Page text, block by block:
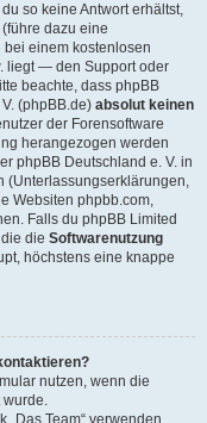
so keine Antwort erhältst,
dazu eine
einem kostenlosen
liegt — den Support oder
beachte, dass phpBB
(phpBB.de) absolut keinen
der Forensoftware
herangezogen werden
phpBB Deutschland e. V. in
(Unterlassungserklärungen,
Websiten phpbb.com,
Falls du phpBB Limited
die Softwarenutzung
höchstens eine knappe
nutzen, wenn die
wurde.
Team“ verwenden.